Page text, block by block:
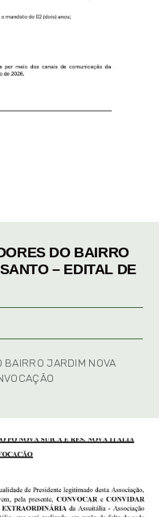
DO BAIRRO
– EDITAL DE
BAIRRO JARDIM NOVA